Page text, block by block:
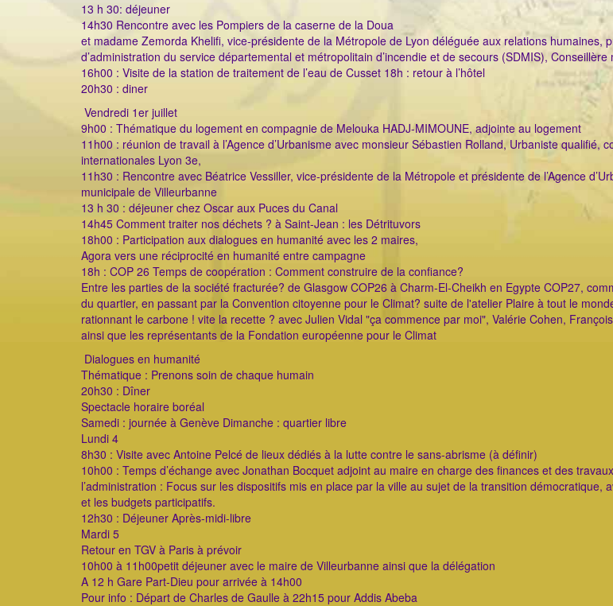
13 h 30: déjeuner
14h30 Rencontre avec les Pompiers de la caserne de la Doua
et madame Zemorda Khelifi, vice-présidente de la Métropole de Lyon déléguée aux relations humaines,
d’administration du service départemental et métropolitain d’incendie et de secours (SDMIS),
16h00 : Visite de la station de traitement de l’eau de Cusset 18h : retour à l’hôtel
20h30 : diner
Vendredi 1er juillet
9h00 : Thématique du logement en compagnie de Melouka HADJ-MIMOUNE, adjointe au logement
11h00 : réunion de travail à l’Agence d’Urbanisme avec monsieur Sébastien Rolland, Urbaniste qualifié,
internationales Lyon 3e,
11h30 : Rencontre avec Béatrice Vessiller, vice-présidente de la Métropole et présidente de l’Agence
municipale de Villeurbanne
13 h 30 : déjeuner chez Oscar aux Puces du Canal
14h45 Comment traiter nos déchets ? à Saint-Jean : les Détrituvors
18h00 : Participation aux dialogues en humanité avec les 2 maires,
Agora vers une réciprocité en humanité entre campagne
18h : COP 26 Temps de coopération : Comment construire de la confiance?
Entre les parties de la société fracturée? de Glasgow COP26 à Charm-El-Cheikh en Egypte COP27,
du quartier, en passant par la Convention citoyenne pour le Climat? suite de l'atelier Plaire à tout le
rationnant le carbone ! vite la recette ? avec Julien Vidal "ça commence par moi", Valérie Cohen,
ainsi que les représentants de la Fondation européenne pour le Climat
Dialogues en humanité
Thématique : Prenons soin de chaque humain
20h30 : Dîner
Spectacle horaire boréal
Samedi : journée à Genève Dimanche : quartier libre
Lundi 4
8h30 : Visite avec Antoine Pelcé de lieux dédiés à la lutte contre le sans-abrisme (à définir)
10h00 : Temps d’échange avec Jonathan Bocquet adjoint au maire en charge des finances et des
l’administration : Focus sur les dispositifs mis en place par la ville au sujet de la transition démocratique,
et les budgets participatifs.
12h30 : Déjeuner Après-midi-libre
Mardi 5
Retour en TGV à Paris à prévoir
10h00 à 11h00petit déjeuner avec le maire de Villeurbanne ainsi que la délégation
A 12 h Gare Part-Dieu pour arrivée à 14h00
Pour info : Départ de Charles de Gaulle à 22h15 pour Addis Abeba